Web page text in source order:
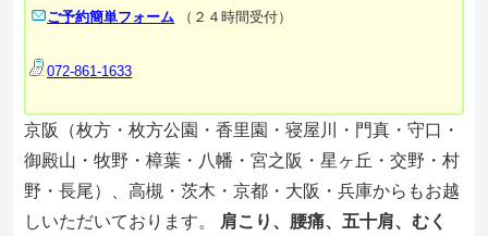
ご予約簡単フォーム （２４時間受付）
072-861-1633
京阪（枚方・枚方公園・香里園・寝屋川・門真・守口・
御殿山・牧野・樟葉・八幡・宮之阪・星ヶ丘・交野・村
野・長尾）、高槻・茨木・京都・大阪・兵庫からもお越
しいただいております。 肩こり、腰痛、五十肩、むく